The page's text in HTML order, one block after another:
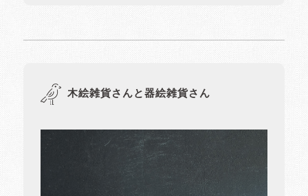
木絵雑貨さんと器絵雑貨さん